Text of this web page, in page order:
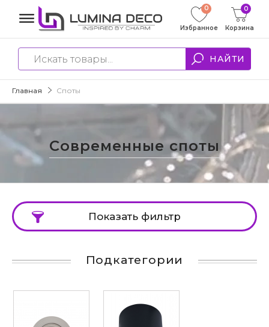
НАЙТИ
0
Избранное Корзина
0
Главная Споты
Современные споты
Показать фильтр
Подкатегории